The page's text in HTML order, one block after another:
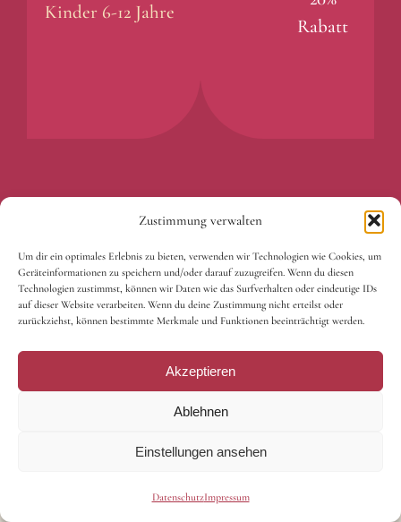
Zustimmung verwalten
Um dir ein optimales Erlebnis zu bieten, verwenden wir Technologien wie Cookies, um
Geräteinformationen zu speichern und/oder darauf zuzugreifen. Wenn du diesen
Technologien zustimmst, können wir Daten wie das Surfverhalten oder eindeutige IDs
auf dieser Website verarbeiten. Wenn du deine Zustimmung nicht erteilst oder
zurückziehst, können bestimmte Merkmale und Funktionen beeinträchtigt werden.
Akzeptieren
Ablehnen
Einstellungen ansehen
DatenschutzImpressum
Kinder 6-12 Jahre
Rabatt
Entspannungs­
paradies